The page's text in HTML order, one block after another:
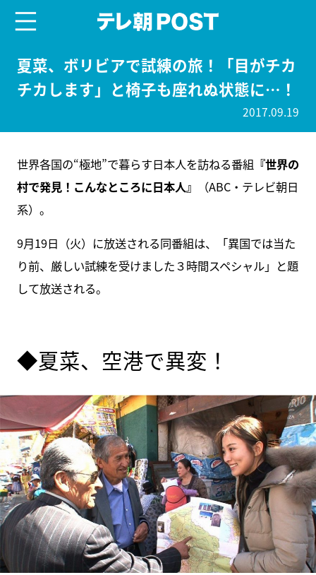
夏菜、ボリビアで試練の旅！「目がチカ
チカします」と椅子も座れぬ状態に…！
2017.09.19
世界各国の“極地”で暮らす日本人を訪ねる番組 『世界の
村で発見！こんなところに日本人』
（ABC・テレビ朝日
系）。
9月19日（火）に放送される同番組は、「異国では当た
り前、厳しい試練を受けました３時間スペシャル」と題
して放送される。
◆夏菜、空港で異変！